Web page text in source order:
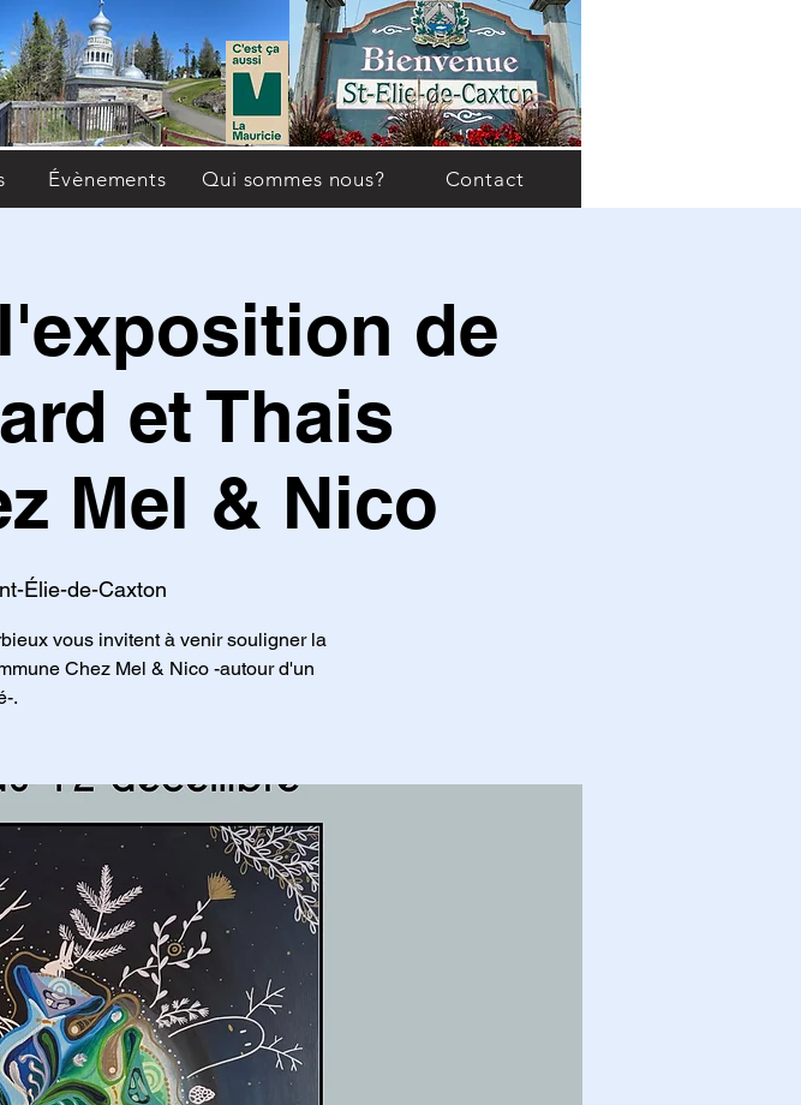
Qui sommes nous?
Évènements Contact
de
et Thais
Mel & Nico
Élie-de-Caxton
vous invitent à venir souligner la
Chez Mel & Nico -autour d'un
.